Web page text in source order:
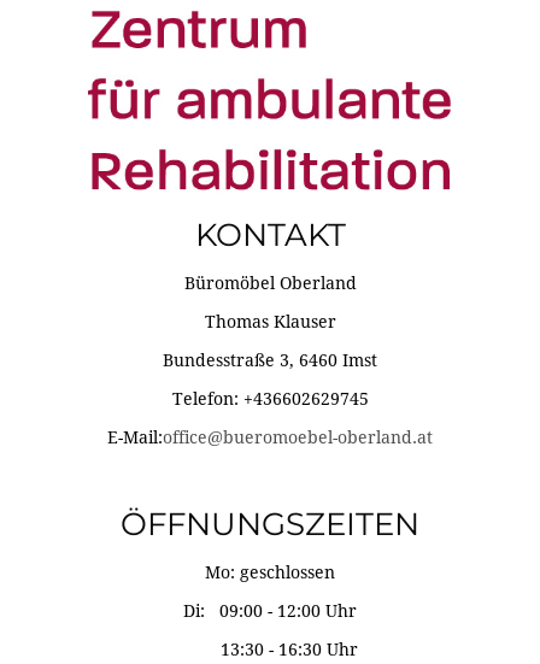
KONTAKT
Büromöbel Oberland
Thomas Klauser
Bundesstraße 3, 6460 Imst
Telefon: +436602629745
E-Mail:office@bueromoebel-oberland.at
ÖFFNUNGSZEITEN
Mo: geschlossen
Di: 09:00 - 12:00 Uhr
13:30 - 16:30 Uhr